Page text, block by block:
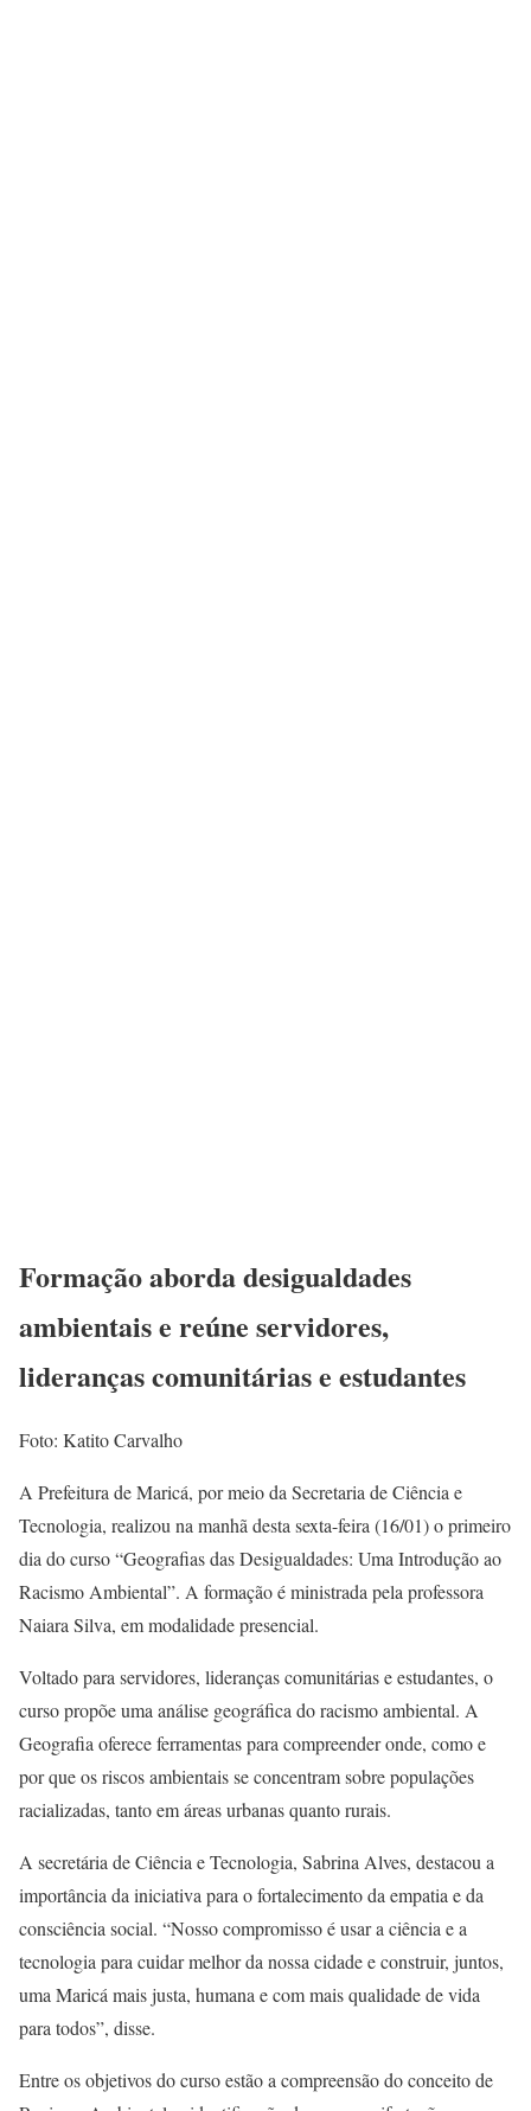
Formação aborda desigualdades
ambientais e reúne servidores,
lideranças comunitárias e estudantes
Foto: Katito Carvalho
A Prefeitura de Maricá, por meio da Secretaria de Ciência e
Tecnologia, realizou na manhã desta sexta-feira (16/01) o primeiro
dia do curso “Geografias das Desigualdades: Uma Introdução ao
Racismo Ambiental”. A formação é ministrada pela professora
Naiara Silva, em modalidade presencial.
Voltado para servidores, lideranças comunitárias e estudantes, o
curso propõe uma análise geográfica do racismo ambiental. A
Geografia oferece ferramentas para compreender onde, como e
por que os riscos ambientais se concentram sobre populações
racializadas, tanto em áreas urbanas quanto rurais.
A secretária de Ciência e Tecnologia, Sabrina Alves, destacou a
importância da iniciativa para o fortalecimento da empatia e da
consciência social. “Nosso compromisso é usar a ciência e a
tecnologia para cuidar melhor da nossa cidade e construir, juntos,
uma Maricá mais justa, humana e com mais qualidade de vida
para todos”, disse.
Entre os objetivos do curso estão a compreensão do conceito de